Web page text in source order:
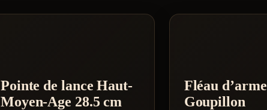
Pointe de lance Haut-
Moyen-Age 28.5 cm
Fléau d’arme
Goupillon